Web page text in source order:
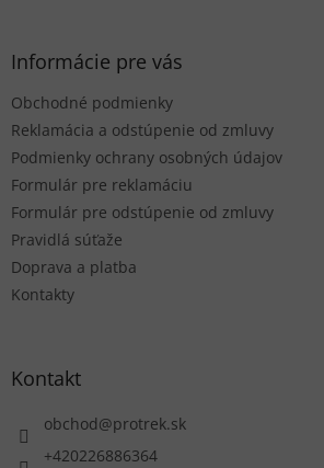
Informácie pre vás
Obchodné podmienky
Reklamácia a odstúpenie od zmluvy
Podmienky ochrany osobných údajov
Formulár pre reklamáciu
Formulár pre odstúpenie od zmluvy
Pravidlá súťaže
Doprava a platba
Kontakty
Kontakt
obchod@protrek.sk
+420226886364